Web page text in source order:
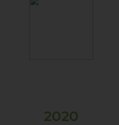
2020